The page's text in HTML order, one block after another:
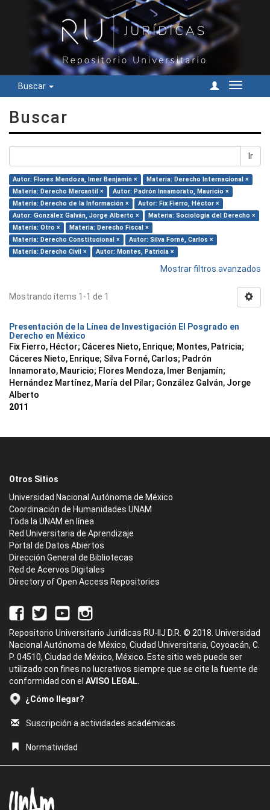
Buscar
Cambiar
Buscar
Ir
Autor: Flores Mendoza, Imer Benjamín ×
Materia: Derecho Internacional ×
Materia: Derecho Mercantil ×
Autor: Padrón Innamorato, Mauricio ×
Materia: Derecho de la Información ×
Autor: Fix Fierro, Héctor ×
Autor: González Galván, Jorge Alberto ×
Materia: Sociología del Derecho ×
Materia: Otro ×
Materia: Derecho Fiscal ×
Materia: Derecho Constitucional ×
Autor: Silva Forné, Carlos ×
Materia: Derecho Civil ×
Autor: Montes, Patricia ×
Mostrar filtros avanzados
Mostrando ítems 1-1 de 1
Presentación de la Línea de Investigación El Posgrado en
Derecho en México
Fix Fierro, Héctor; Cáceres Nieto, Enrique; Montes, Patricia;
Cáceres Nieto, Enrique; Silva Forné, Carlos; Padrón
Innamorato, Mauricio; Flores Mendoza, Imer Benjamín;
Hernández Martínez, María del Pilar; González Galván, Jorge
Alberto
2011
Otros Sitios
Universidad Nacional Autónoma de México
Coordinación de Humanidades UNAM
Toda la UNAM en línea
Red Universitaria de Aprendizaje
Portal de Datos Abiertos
Dirección General de Bibliotecas
Red de Acervos Digitales
Directory of Open Access Repositories
Repositorio Universitario Jurídicas RU-IIJ D.R. © 2018. Universidad
Nacional Autónoma de México, Ciudad Universitaria, Coyoacán, C.
P. 04510, Ciudad de México, México. Este sitio web puede ser
utilizado con fines no lucrativos siempre que se cite la fuente de
conformidad con el AVISO LEGAL.
¿Cómo llegar?
Suscripción a actividades académicas
Normatividad